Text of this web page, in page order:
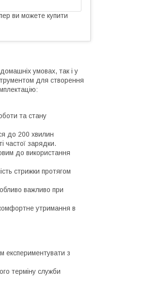
ви можете купити
умовах, так і у
для створення
та стану
до 200 хвилин
частої зарядки.
до використання
стрижки протягом
важливо при
утримання в
з
терміну служби